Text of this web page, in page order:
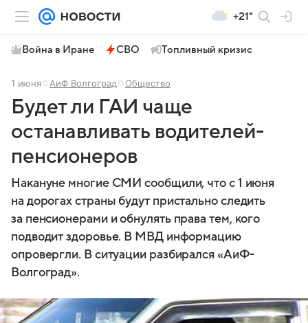
+21°
Война в Иране СВО Топливный кризис
1 июня АиФ Волгоград Общество
Будет ли ГАИ чаще
останавливать водителей-
пенсионеров
Накануне многие СМИ сообщили, что с 1 июня
на дорогах страны будут пристально следить
за пенсионерами и обнулять права тем, кого
подводит здоровье. В МВД информацию
опровергли. В ситуации разбирался «АиФ-
Волгоград».